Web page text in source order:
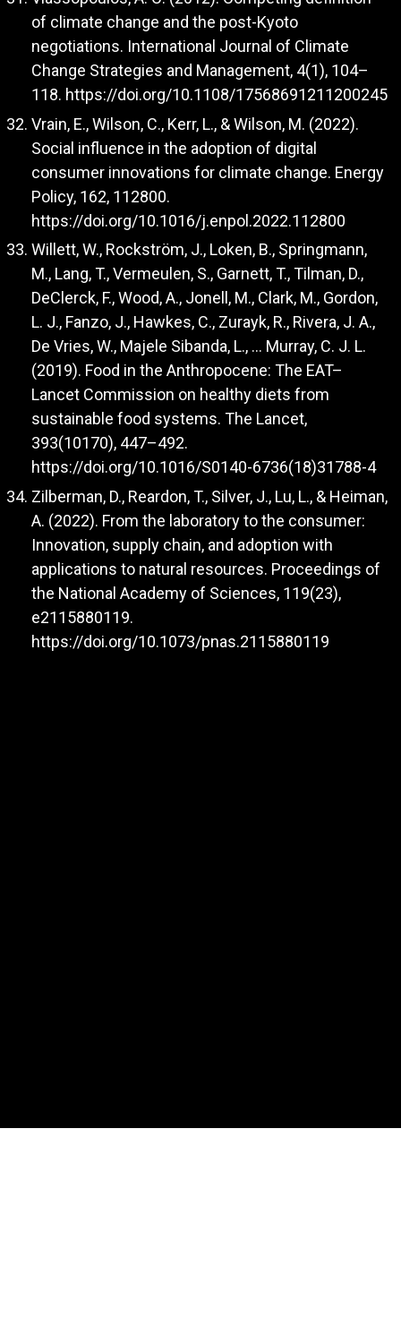
of climate change and the post-Kyoto
negotiations. International Journal of Climate
Change Strategies and Management, 4(1), 104–
118. https://doi.org/10.1108/17568691211200245
Vrain, E., Wilson, C., Kerr, L., & Wilson, M. (2022).
Social influence in the adoption of digital
consumer innovations for climate change. Energy
Policy, 162, 112800.
https://doi.org/10.1016/j.enpol.2022.112800
Willett, W., Rockström, J., Loken, B., Springmann,
M., Lang, T., Vermeulen, S., Garnett, T., Tilman, D.,
DeClerck, F., Wood, A., Jonell, M., Clark, M., Gordon,
L. J., Fanzo, J., Hawkes, C., Zurayk, R., Rivera, J. A.,
De Vries, W., Majele Sibanda, L., … Murray, C. J. L.
(2019). Food in the Anthropocene: The EAT–
Lancet Commission on healthy diets from
sustainable food systems. The Lancet,
393(10170), 447–492.
https://doi.org/10.1016/S0140-6736(18)31788-4
Zilberman, D., Reardon, T., Silver, J., Lu, L., & Heiman,
A. (2022). From the laboratory to the consumer:
Innovation, supply chain, and adoption with
applications to natural resources. Proceedings of
the National Academy of Sciences, 119(23),
e2115880119.
https://doi.org/10.1073/pnas.2115880119